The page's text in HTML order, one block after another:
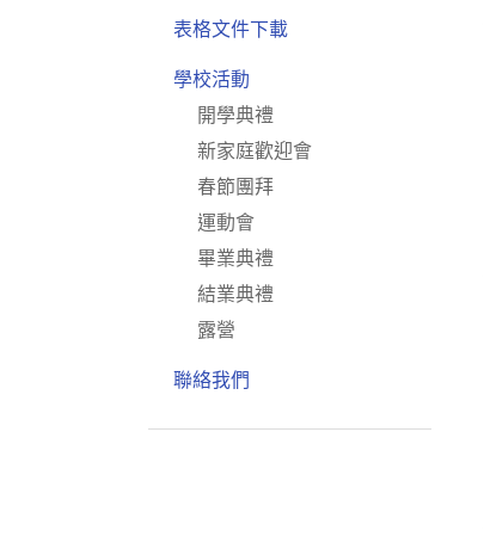
表格文件下載
學校活動
開學典禮
新家庭歡迎會
春節團拜
運動會
畢業典禮
結業典禮
露營
聯絡我們